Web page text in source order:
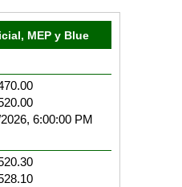
MEP y Blue
6:00:00 PM